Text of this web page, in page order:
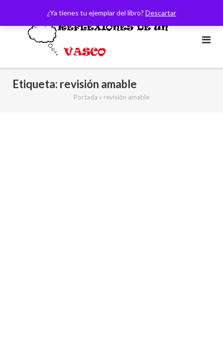
¿Ya tienes tu ejemplar del libro? Descartar
contenido
Etiqueta: revisión amable
Portada » revisión amable